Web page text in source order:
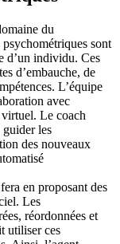
du
sont
d’un individu. Ces
d’embauche, de
L’équipe
avec
Le coach
les
des nouveaux
en proposant des
Les
réordonnées et
utiliser ces